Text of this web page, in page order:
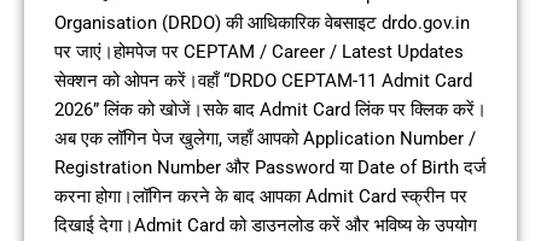
Organisation (DRDO) की आधिकारिक वेबसाइट drdo.gov.in
पर जाएं।होमपेज पर CEPTAM / Career / Latest Updates
सेक्शन को ओपन करें।वहाँ “DRDO CEPTAM-11 Admit Card
2026” लिंक को खोजें।सके बाद Admit Card लिंक पर क्लिक करें।
अब एक लॉगिन पेज खुलेगा, जहाँ आपको Application Number /
Registration Number और Password या Date of Birth दर्ज
करना होगा।लॉगिन करने के बाद आपका Admit Card स्क्रीन पर
दिखाई देगा।Admit Card को डाउनलोड करें और भविष्य के उपयोग